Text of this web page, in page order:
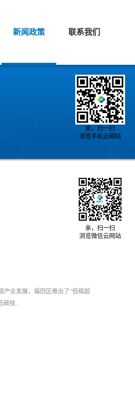
新闻政策 联系我们
产业发展，福田区推出了“低碳超
碳技...
统、智慧云能源监测管理平台四
智慧云能源监测管理平台作为自
亲，扫一扫
浏览手机云网站
亲，扫一扫
浏览微信云网站